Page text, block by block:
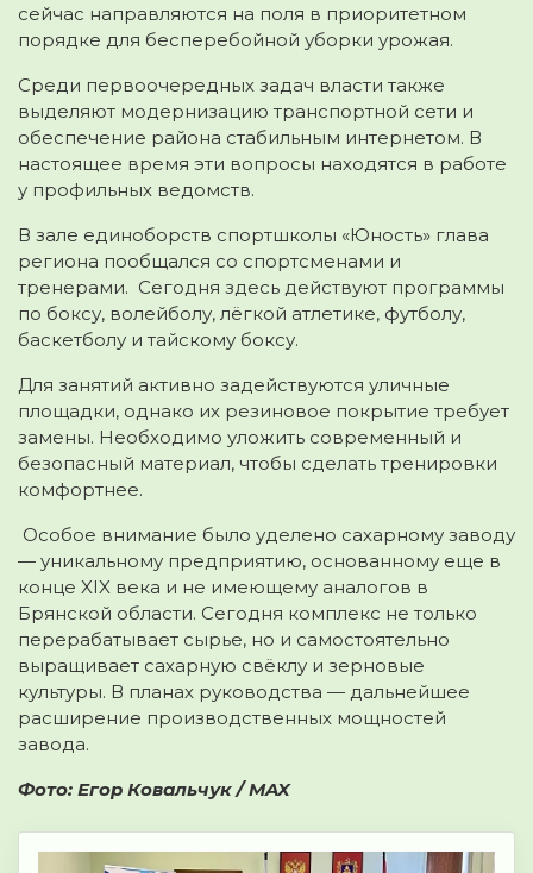
сейчас направляются на поля в приоритетном
порядке для бесперебойной уборки урожая.
Среди первоочередных задач власти также
выделяют модернизацию транспортной сети и
обеспечение района стабильным интернетом. В
настоящее время эти вопросы находятся в работе
у профильных ведомств.
В зале единоборств спортшколы «Юность» глава
региона пообщался со спортсменами и
тренерами. Сегодня здесь действуют программы
по боксу, волейболу, лёгкой атлетике, футболу,
баскетболу и тайскому боксу.
Для занятий активно задействуются уличные
площадки, однако их резиновое покрытие требует
замены. Необходимо уложить современный и
безопасный материал, чтобы сделать тренировки
комфортнее.
Особое внимание было уделено сахарному заводу
— уникальному предприятию, основанному еще в
конце XIX века и не имеющему аналогов в
Брянской области. Сегодня комплекс не только
перерабатывает сырье, но и самостоятельно
выращивает сахарную свёклу и зерновые
культуры. В планах руководства — дальнейшее
расширение производственных мощностей
завода.
Фото: Егор Ковальчук / MAX